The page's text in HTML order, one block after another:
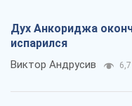
Дух Анкориджа
испарился
Виктор Андрусив 6,7